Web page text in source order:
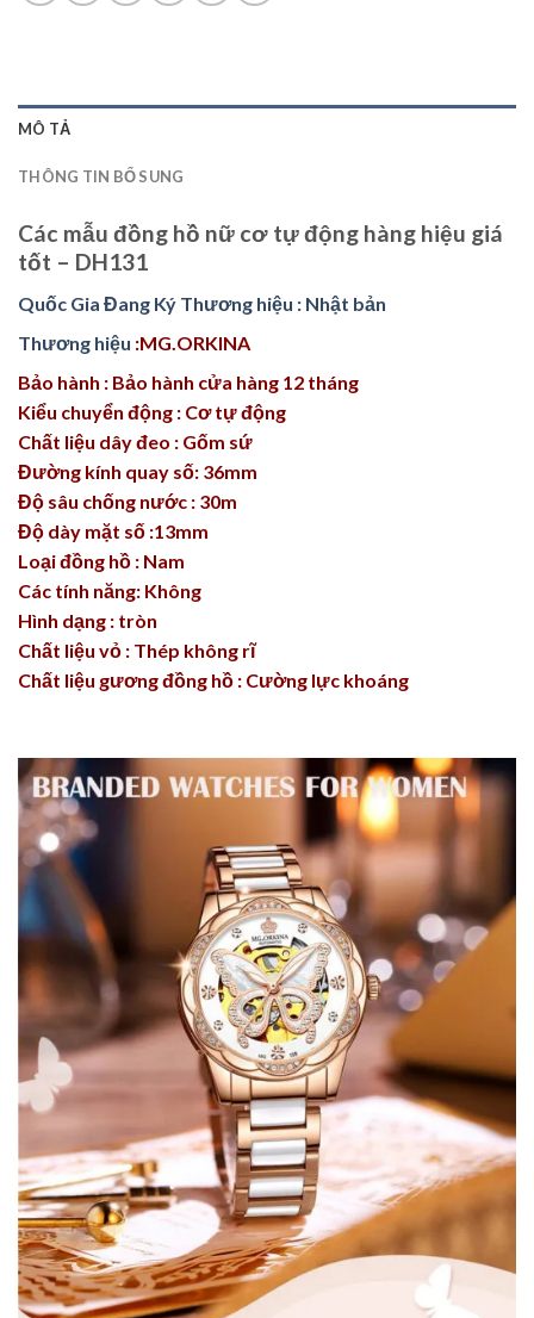
MÔ TẢ
THÔNG TIN BỔ SUNG
Các mẫu đồng hồ nữ cơ tự động hàng hiệu giá
tốt – DH131
Quốc Gia Đang Ký Thương hiệu : Nhật bản
Thương hiệu :MG.ORKINA
Bảo hành : Bảo hành cửa hàng 12 tháng
Kiểu chuyển động : Cơ tự động
Chất liệu dây đeo : Gốm sứ
Đường kính quay số: 36mm
Độ sâu chống nước : 30m
Độ dày mặt số :13mm
Loại đồng hồ : Nam
Các tính năng: Không
Hình dạng : tròn
Chất liệu vỏ : Thép không rĩ
Chất liệu gương đồng hồ : Cường lực khoáng